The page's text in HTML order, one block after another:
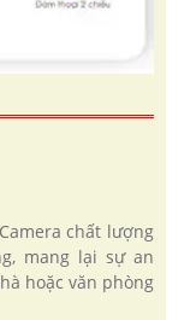
chất lượng
mang lại sự an
hoặc văn phòng